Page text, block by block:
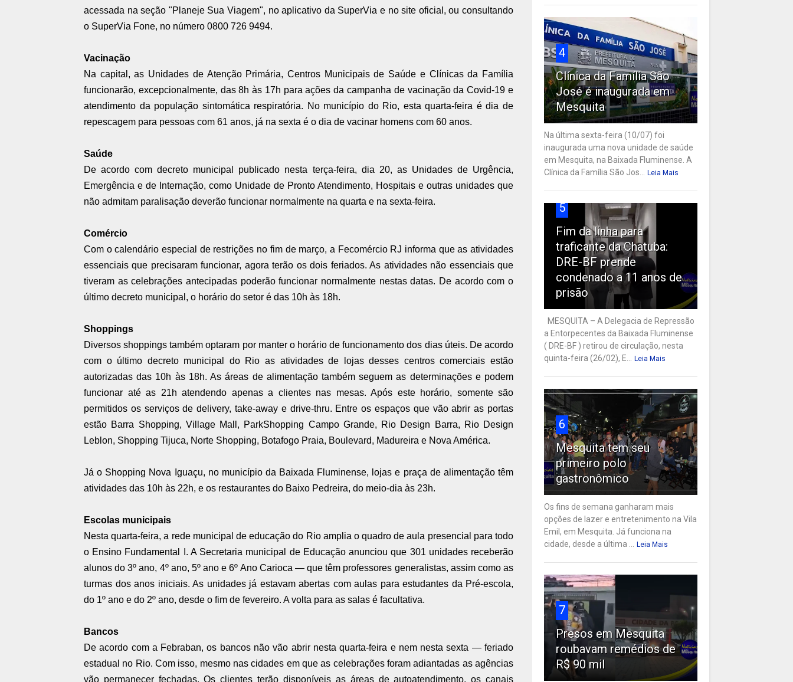
acessada na seção "Planeje Sua Viagem", no aplicativo da SuperVia e no site oficial, ou consultando
o SuperVia Fone, no número 0800 726 9494.
Vacinação
Na capital, as Unidades de Atenção Primária, Centros Municipais de Saúde e Clínicas da Família
funcionarão, excepcionalmente, das 8h às 17h para ações da campanha de vacinação da Covid-19 e
atendimento da população sintomática respiratória. No município do Rio, esta quarta-feira é dia de
repescagem para pessoas com 61 anos, já na sexta é o dia de vacinar homens com 60 anos.
Saúde
De acordo com decreto municipal publicado nesta terça-feira, dia 20, as Unidades de Urgência,
Emergência e de Internação, como Unidade de Pronto Atendimento, Hospitais e outras unidades que
não admitam paralisação deverão funcionar normalmente na quarta e na sexta-feira.
Comércio
Com o calendário especial de restrições no fim de março, a Fecomércio RJ informa que as atividades
essenciais que precisaram funcionar, agora terão os dois feriados. As atividades não essenciais que
tiveram as celebrações antecipadas poderão funcionar normalmente nestas datas. De acordo com o
último decreto municipal, o horário do setor é das 10h às 18h.
Shoppings
Diversos shoppings também optaram por manter o horário de funcionamento dos dias úteis. De acordo
com o último decreto municipal do Rio as atividades de lojas desses centros comerciais estão
autorizadas das 10h às 18h. As áreas de alimentação também seguem as determinações e podem
funcionar até as 21h atendendo apenas a clientes nas mesas. Após este horário, somente são
permitidos os serviços de delivery, take-away e drive-thru. Entre os espaços que vão abrir as portas
estão Barra Shopping, Village Mall, ParkShopping Campo Grande, Rio Design Barra, Rio Design
Leblon, Shopping Tijuca, Norte Shopping, Botafogo Praia, Boulevard, Madureira e Nova América.
Já o Shopping Nova Iguaçu, no município da Baixada Fluminense, lojas e praça de alimentação têm
atividades das 10h às 22h, e os restaurantes do Baixo Pedreira, do meio-dia às 23h.
Escolas municipais
Nesta quarta-feira, a rede municipal de educação do Rio amplia o quadro de aula presencial para todo
o Ensino Fundamental I. A Secretaria municipal de Educação anunciou que 301 unidades receberão
alunos do 3º ano, 4º ano, 5º ano e 6º Ano Carioca — que têm professores generalistas, assim como as
turmas dos anos iniciais. As unidades já estavam abertas com aulas para estudantes da Pré-escola,
do 1º ano e do 2º ano, desde o fim de fevereiro. A volta para as salas é facultativa.
Bancos
De acordo com a Febraban, os bancos não vão abrir nesta quarta-feira e nem nesta sexta — feriado
estadual no Rio. Com isso, mesmo nas cidades em que as celebrações foram adiantadas as agências
vão permanecer fechadas. Os clientes terão disponíveis as áreas de autoatendimento, os canais
4
Clínica da Família São
José é inaugurada em
Mesquita
Na última sexta-feira (10/07) foi
inaugurada uma nova unidade de saúde
em Mesquita, na Baixada Fluminense. A
Clínica da Família São Jos... Leia Mais
5
Fim da linha para
traficante da Chatuba:
DRE-BF prende
condenado a 11 anos de
prisão
MESQUITA – A Delegacia de Repressão
a Entorpecentes da Baixada Fluminense
( DRE-BF ) retirou de circulação, nesta
quinta-feira (26/02), E... Leia Mais
6
Mesquita tem seu
primeiro polo
gastronômico
Os fins de semana ganharam mais
opções de lazer e entretenimento na Vila
Emil, em Mesquita. Já funciona na
cidade, desde a última ... Leia Mais
7
Presos em Mesquita
roubavam remédios de
R$ 90 mil